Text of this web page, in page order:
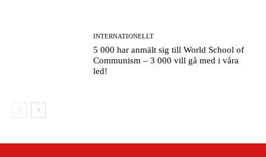
INTERNATIONELLT
5 000 har anmält sig till World School of
Communism – 3 000 vill gå med i våra
led!